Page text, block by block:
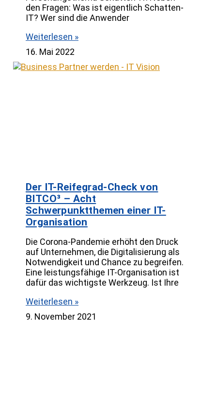
den Fragen: Was ist eigentlich Schatten-
IT? Wer sind die Anwender
Weiterlesen »
16. Mai 2022
Der IT-Reifegrad-Check von
BITCO³ – Acht
Schwerpunktthemen einer IT-
Organisation
Die Corona-Pandemie erhöht den Druck
auf Unternehmen, die Digitalisierung als
Notwendigkeit und Chance zu begreifen.
Eine leistungsfähige IT-Organisation ist
dafür das wichtigste Werkzeug. Ist Ihre
Weiterlesen »
9. November 2021